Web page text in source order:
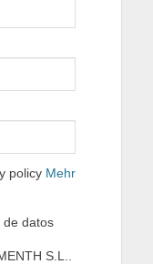
policy Mehr
de datos
S.L..